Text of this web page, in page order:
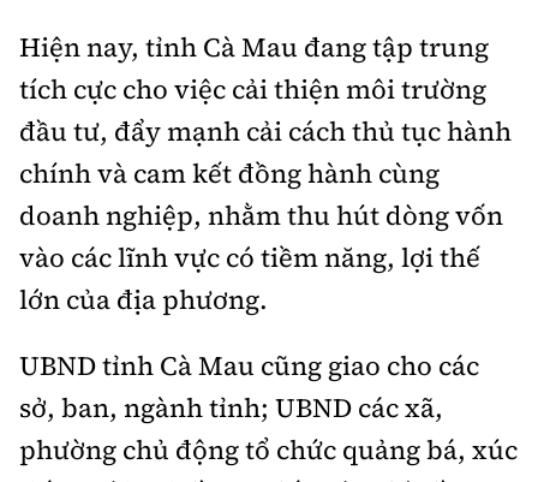
Hiện nay, tỉnh Cà Mau đang tập trung
tích cực cho việc cải thiện môi trường
đầu tư, đẩy mạnh cải cách thủ tục hành
chính và cam kết đồng hành cùng
doanh nghiệp, nhằm thu hút dòng vốn
vào các lĩnh vực có tiềm năng, lợi thế
lớn của địa phương.
UBND tỉnh Cà Mau cũng giao cho các
sở, ban, ngành tỉnh; UBND các xã,
phường chủ động tổ chức quảng bá, xúc